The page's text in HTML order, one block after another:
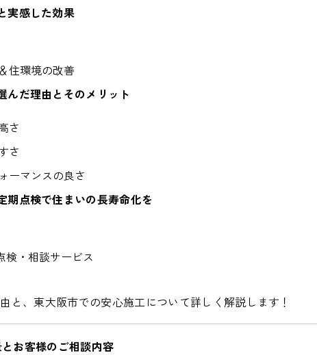
実感した効果
住環境の改善
んだ理由とそのメリット
さ
さ
ーマンスの良さ
期点検で住まいの長寿命化を
検・相談サービス
と、東大阪市での安心施工について詳しく解説します！
お客様のご相談内容